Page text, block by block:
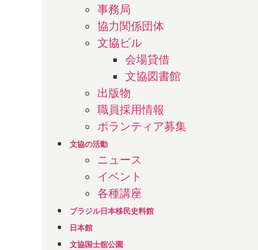
事務局
協力関係団体
文協ビル
会場貸借
文協図書館
出版物
職員採用情報
ボランティア募集
文協の活動
ニュース
イベント
各種講座
ブラジル日本移民史料館
日本館
文協国士舘公園